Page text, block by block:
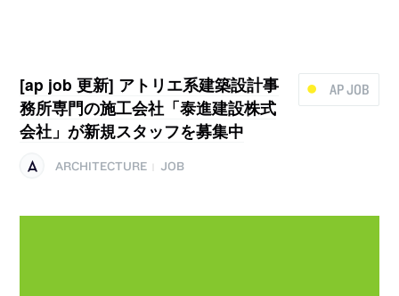
AP JOB
[ap job 更新] アトリエ系建築設計事
務所専門の施工会社「泰進建設株式
会社」が新規スタッフを募集中
ARCHITECTURE JOB